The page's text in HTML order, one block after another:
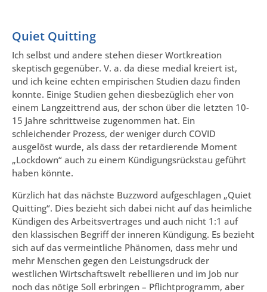
Quiet Quitting
Ich selbst und andere stehen dieser Wortkreation
skeptisch gegenüber. V. a. da diese medial kreiert ist,
und ich keine echten empirischen Studien dazu finden
konnte. Einige Studien gehen diesbezüglich eher von
einem Langzeittrend aus, der schon über die letzten 10-
15 Jahre schrittweise zugenommen hat. Ein
schleichender Prozess, der weniger durch COVID
ausgelöst wurde, als dass der retardierende Moment
„Lockdown“ auch zu einem Kündigungsrückstau geführt
haben könnte.
Kürzlich hat das nächste Buzzword aufgeschlagen „Quiet
Quitting“. Dies bezieht sich dabei nicht auf das heimliche
Kündigen des Arbeitsvertrages und auch nicht 1:1 auf
den klassischen Begriff der inneren Kündigung. Es bezieht
sich auf das vermeintliche Phänomen, dass mehr und
mehr Menschen gegen den Leistungsdruck der
westlichen Wirtschaftswelt rebellieren und im Job nur
noch das nötige Soll erbringen – Pflichtprogramm, aber